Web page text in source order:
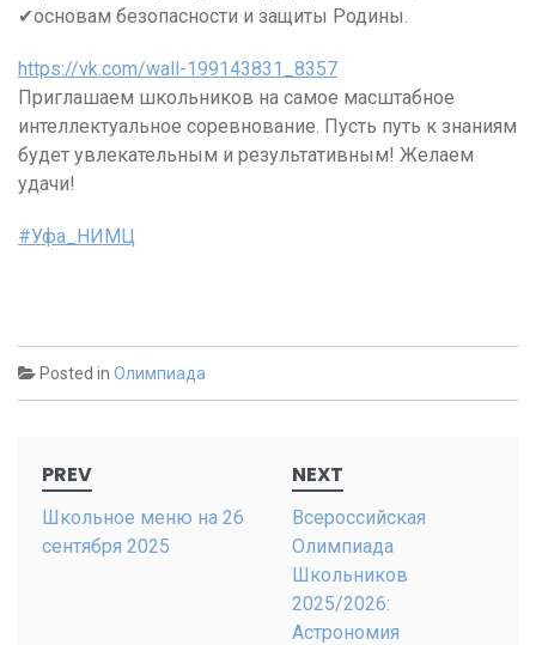
✔основам безопасности и защиты Родины.
https://vk.com/wall-199143831_8357
Приглашаем школьников на самое масштабное
интеллектуальное соревнование. Пусть путь к знаниям
будет увлекательным и результативным! Желаем
удачи!
#Уфа_НИМЦ
Posted in Олимпиада
navigation
PREV
Школьное меню на 26
сентября 2025
NEXT
Всероссийская
Олимпиада
Школьников
2025/2026:
Астрономия